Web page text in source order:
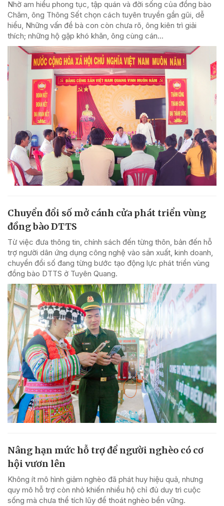
Nhờ am hiểu phong tục, tập quán và đời sống của đồng bào
Chăm, ông Thông Sết chọn cách tuyên truyền gần gũi, dễ
hiểu, Những vấn đề bà con còn chưa rõ, ông kiên trì giải
thích; những hộ gặp khó khăn, ông cùng cán...
Chuyển đổi số mở cánh cửa phát triển vùng
đồng bào DTTS
Từ việc đưa thông tin, chính sách đến từng thôn, bản đến hỗ
trợ người dân ứng dụng công nghệ vào sản xuất, kinh doanh,
chuyển đổi số đang từng bước tạo động lực phát triển vùng
đồng bào DTTS ở Tuyên Quang.
Nâng hạn mức hỗ trợ để người nghèo có cơ
hội vươn lên
Không ít mô hình giảm nghèo đã phát huy hiệu quả, nhưng
quy mô hỗ trợ còn nhỏ khiến nhiều hộ chỉ đủ duy trì cuộc
sống mà chưa thể tích lũy để thoát nghèo bền vững.